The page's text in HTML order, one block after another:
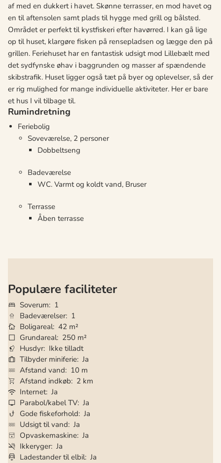
af med en dukkert i havet. Skønne terrasser, en mod havet og
en til aftensolen samt plads til hygge med grill og bålsted.
Området er perfekt til kystfiskeri efter havørred. I kan gå lige
op til huset, klargøre fisken på rensepladsen og lægge den på
grillen. Feriehuset har en fantastisk udsigt mod Lillebælt med
det sydfynske øhav i baggrunden og masser af spændende
skibstrafik. Huset ligger også tæt på byer og oplevelser, så der
er rig mulighed for mange individuelle aktiviteter. Her er bare
et hus I vil tilbage til.
Rumindretning
Feriebolig
Soveværelse, 2 personer
Dobbeltseng
Badeværelse
WC. Varmt og koldt vand, Bruser
Terrasse
Åben terrasse
Populære faciliteter
Soverum
1
Badeværelser 1
Boligareal 42 m²
Grundareal 250 m²
Husdyr Ikke tilladt
Tilbyder miniferie Ja
Afstand vand
10 m
Afstand indkøb
2 km
Internet Ja
Parabol/kabel TV Ja
Gode fiskeforhold Ja
Udsigt til vand Ja
Opvaskemaskine Ja
Ikkeryger Ja
Ladestander til elbil Ja